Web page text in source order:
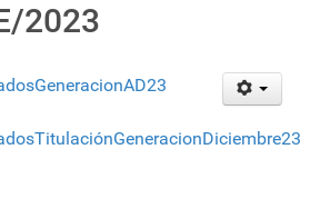
2023